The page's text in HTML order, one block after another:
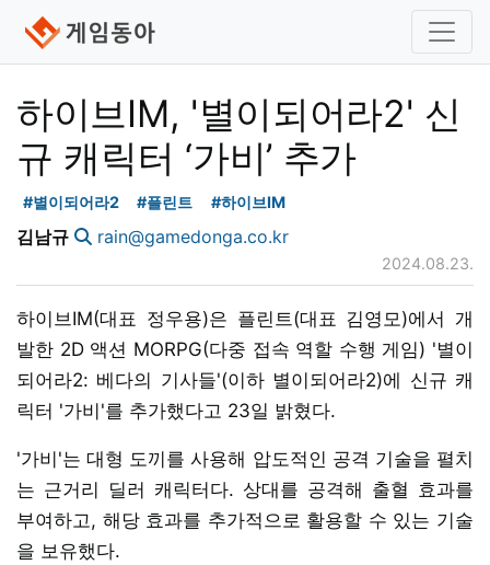
하이브IM, '별이되어라2' 신
규 캐릭터 ‘가비’ 추가
#별이되어라2 #플린트 #하이브IM
김남규 rain@gamedonga.co.kr
2024.08.23.
하이브IM(대표 정우용)은 플린트(대표 김영모)에서 개
발한 2D 액션 MORPG(다중 접속 역할 수행 게임) '별이
되어라2: 베다의 기사들'(이하 별이되어라2)에 신규 캐
릭터 '가비'를 추가했다고 23일 밝혔다.
'가비'는 대형 도끼를 사용해 압도적인 공격 기술을 펼치
는 근거리 딜러 캐릭터다. 상대를 공격해 출혈 효과를
부여하고, 해당 효과를 추가적으로 활용할 수 있는 기술
을 보유했다.